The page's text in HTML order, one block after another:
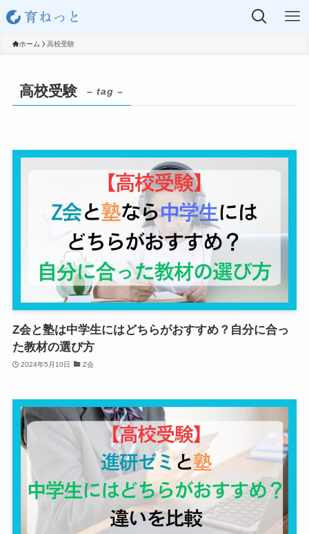
ホーム 高校受験
高校受験 – tag –
Z会と塾は中学生にはどちらがおすすめ？自分に合っ
た教材の選び方
2024年5月10日 Z会